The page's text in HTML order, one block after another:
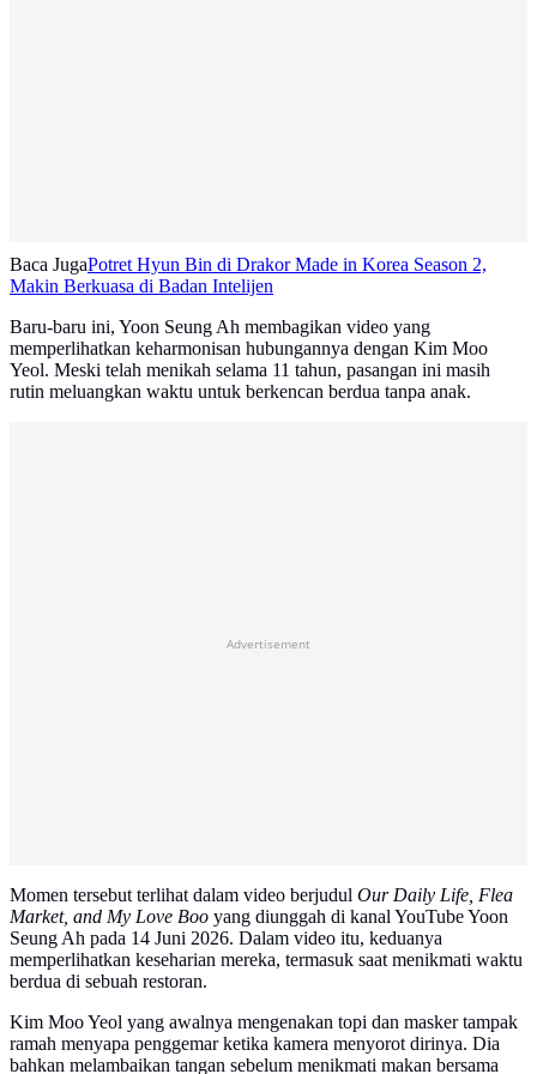
Baca JugaPotret Hyun Bin di Drakor Made in Korea Season 2,
Makin Berkuasa di Badan Intelijen
Baru-baru ini, Yoon Seung Ah membagikan video yang
memperlihatkan keharmonisan hubungannya dengan Kim Moo
Yeol. Meski telah menikah selama 11 tahun, pasangan ini masih
rutin meluangkan waktu untuk berkencan berdua tanpa anak.
Advertisement
Momen tersebut terlihat dalam video berjudul Our Daily Life, Flea
Market, and My Love Boo yang diunggah di kanal YouTube Yoon
Seung Ah pada 14 Juni 2026. Dalam video itu, keduanya
memperlihatkan keseharian mereka, termasuk saat menikmati waktu
berdua di sebuah restoran.
Kim Moo Yeol yang awalnya mengenakan topi dan masker tampak
ramah menyapa penggemar ketika kamera menyorot dirinya. Dia
bahkan melambaikan tangan sebelum menikmati makan bersama